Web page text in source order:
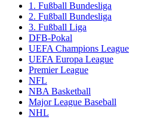
1. Fußball Bundesliga
2. Fußball Bundesliga
3. Fußball Liga
DFB-Pokal
UEFA Champions League
UEFA Europa League
Premier League
NFL
NBA Basketball
Major League Baseball
NHL